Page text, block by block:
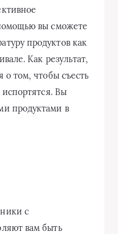
вы сможете
продуктов как
Как результат,
о том, чтобы съесть
Вы
продуктами в
с
вам быть